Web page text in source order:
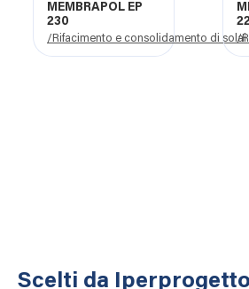
MEMBRAPOL EP
230
/Rifacimento e consolidamento di solai
/
Scelti da Iperprogetto